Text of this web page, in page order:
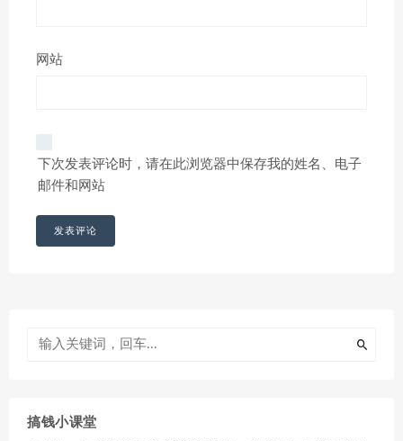
网站
下次发表评论时，请在此浏览器中保存我的姓名、电子
邮件和网站
搞钱小课堂